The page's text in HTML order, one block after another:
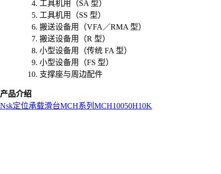
工具机用（SA 型）
工具机用（SS 型）
搬送设备用（VFA／RMA 型）
搬送设备用（R 型）
小型设备用（传统 FA 型）
小型设备用（FS 型）
支撑座与周边配件
产品介绍
Nsk定位承载滑台MCH系列 MCH10050H10K